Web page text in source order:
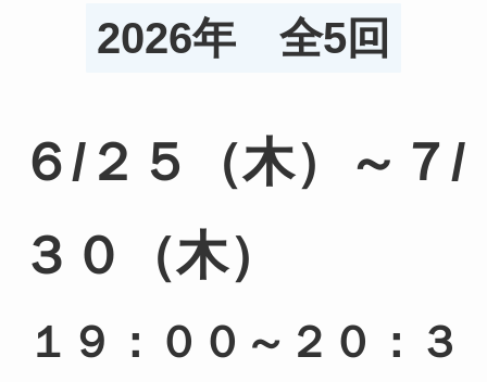
2026年 全5回
６/２５（木）～７/
３０（木）
１９：００～２０：３